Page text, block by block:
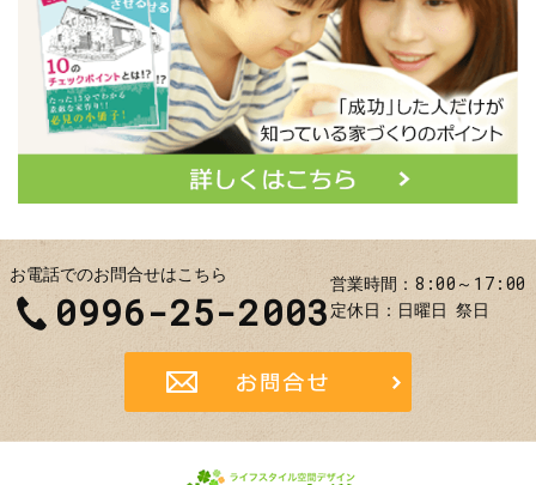
お電話でのお問合せはこちら
0996-25-2003
営業時間 8:00～17:00
定休日 日曜日 祭日